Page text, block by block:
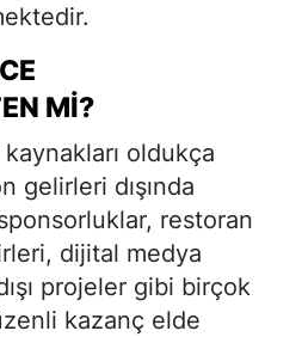
MI?
oldukça
gelirleri dışında
restoran
dijital medya
projeler gibi birçok
kazanç elde